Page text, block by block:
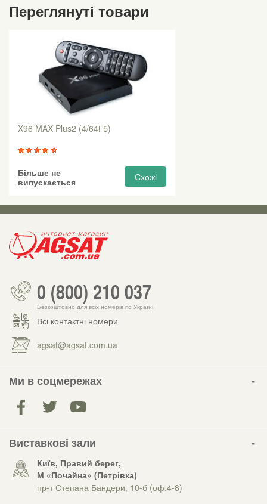
Переглянуті товари
X96 MAX Plus2 (4/64Гб)
Більше не
випускається
Схожі
0 (800) 210 037
Безкоштовно для всіх номерів по Україні
Всі контактні номери
agsat@agsat.com.ua
Ми в соцмережах
Виставкові зали
Київ, Правий берег,
М «Почайна» (Петрiвка)
пр-т Степана Бандери, 10-б (оф.4-8)